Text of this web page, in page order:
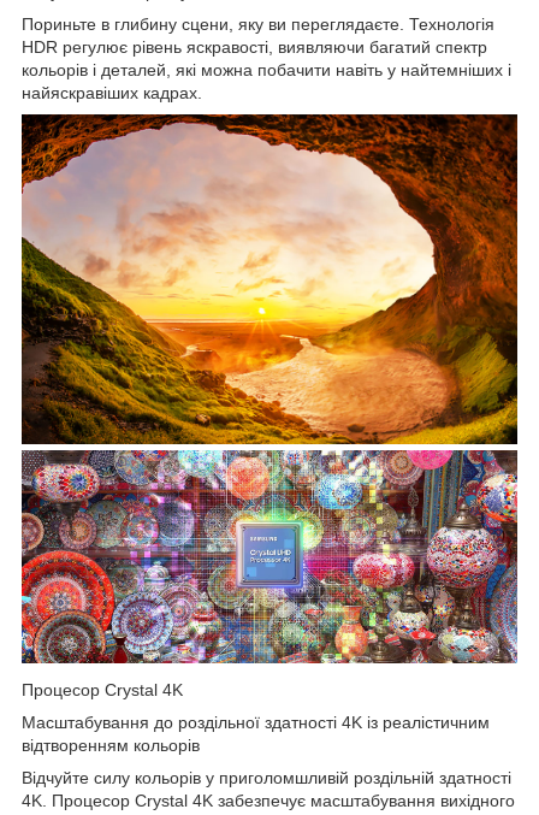
Пориньте в глибину сцени, яку ви переглядаєте. Технологія
HDR регулює рівень яскравості, виявляючи багатий спектр
кольорів і деталей, які можна побачити навіть у найтемніших і
найяскравіших кадрах.
Процесор Crystal 4K
Масштабування до роздільної здатності 4K із реалістичним
відтворенням кольорів
Відчуйте силу кольорів у приголомшливій роздільній здатності
4K. Процесор Crystal 4K забезпечує масштабування вихідного